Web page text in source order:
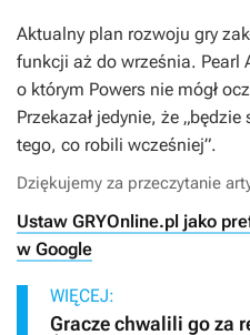
Aktualny plan rozwoju gry
funkcji aż do września. Pearl
o którym Powers nie mógł
Przekazał jedynie, że
tego, co robili wcześniej”.
Dziękujemy za przeczytanie
Ustaw GRYOnline.pl jako
w Google
WIĘCEJ:
Gracze chwalili go za